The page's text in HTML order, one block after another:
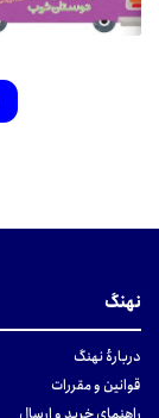
نهنگ
دربارهٔ نهنگ
قوانین و مقررات